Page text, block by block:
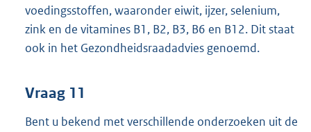
voedingsstoffen, waaronder eiwit, ijzer, selenium,
zink en de vitamines B1, B2, B3, B6 en B12. Dit staat
ook in het Gezondheidsraadadvies genoemd.
Vraag 11
Bent u bekend met verschillende onderzoeken uit de